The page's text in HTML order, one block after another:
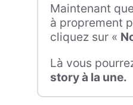
Maintenant
à proprement
cliquez sur «
Là vous
story à la une.